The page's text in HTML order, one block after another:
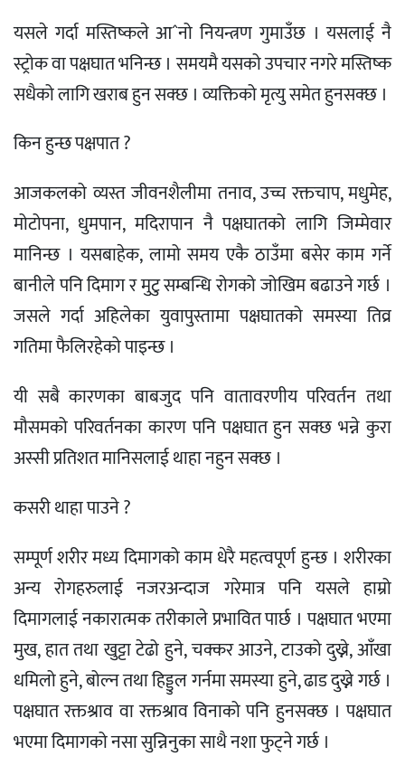
यसले गर्दा मस्तिष्कले आˆनो नियन्त्रण गुमाउँछ । यसलाई नै
स्ट्रोक वा पक्षघात भनिन्छ । समयमै यसको उपचार नगरे मस्तिष्क
सधैको लागि खराब हुन सक्छ । व्यक्तिको मृत्यु समेत हुनसक्छ ।
किन हुन्छ पक्षपात ?
आजकलको व्यस्त जीवनशैलीमा तनाव, उच्च रक्तचाप, मधुमेह,
मोटोपना, धुमपान, मदिरापान नै पक्षघातको लागि जिम्मेवार
मानिन्छ । यसबाहेक, लामो समय एकै ठाउँमा बसेर काम गर्ने
बानीले पनि दिमाग र मुटु सम्बन्धि रोगको जोखिम बढाउने गर्छ ।
जसले गर्दा अहिलेका युवापुस्तामा पक्षघातको समस्या तिव्र
गतिमा फैलिरहेको पाइन्छ ।
यी सबै कारणका बाबजुद पनि वातावरणीय परिवर्तन तथा
मौसमको परिवर्तनका कारण पनि पक्षघात हुन सक्छ भन्ने कुरा
अस्सी प्रतिशत मानिसलाई थाहा नहुन सक्छ ।
कसरी थाहा पाउने ?
सम्पूर्ण शरीर मध्य दिमागको काम धेरै महत्वपूर्ण हुन्छ । शरीरका
अन्य रोगहरुलाई नजरअन्दाज गरेमात्र पनि यसले हाम्रो
दिमागलाई नकारात्मक तरीकाले प्रभावित पार्छ । पक्षघात भएमा
मुख, हात तथा खुट्टा टेढो हुने, चक्कर आउने, टाउको दुख्ने, आँखा
धमिलो हुने, बोल्न तथा हिड्डुल गर्नमा समस्या हुने, ढाड दुख्ने गर्छ ।
पक्षघात रक्तश्राव वा रक्तश्राव विनाको पनि हुनसक्छ । पक्षघात
भएमा दिमागको नसा सुन्निनुका साथै नशा फुट्ने गर्छ ।